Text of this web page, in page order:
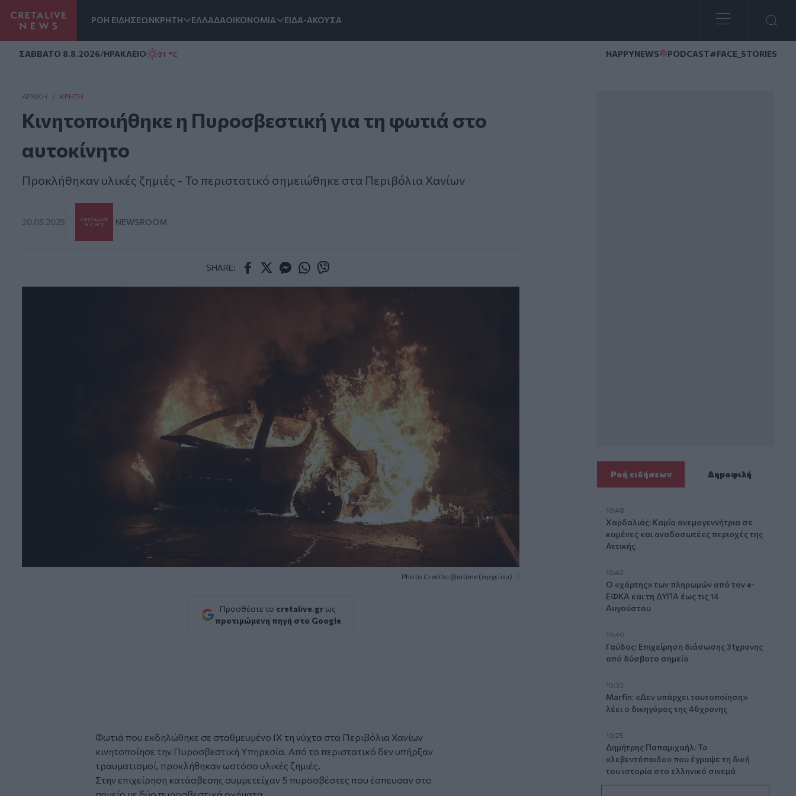
ΡΟΗ ΕΙΔΗΣΕΩΝΚΡΗΤΗ ΕΛΛΑΔΑΟΙΚΟΝΟΜΙΑ ΕΙΔΑ-ΑΚΟΥΣΑ
ΣAΒΒΑΤΟ 8.8.2026/ΗΡΑΚΛΕΙΟ 31 °C HAPPYNEWS PODCAST#FACE_STORIES
ΑΡΧΙΚΗ / ΚΡΉΤΗ
Κινητοποιήθηκε η Πυροσβεστική για τη φωτιά στο
αυτοκίνητο
Προκλήθηκαν υλικές ζημιές - Το περιστατικό σημειώθηκε στα Περιβόλια Χανίων
20.05.2025 NEWSROOM
SHARE:
Photo Credits: @intime (αρχείου)
Προσθέστε το cretalive.gr ως
προτιμώμενη πηγή στο Google
Φωτιά που εκδηλώθηκε σε σταθμευμένο ΙΧ τη νύχτα στα Περιβόλια Χανίων
κινητοποίησε την Πυροσβεστική Υπηρεσία. Από το περιστατικό δεν υπήρξαν
τραυματισμοί, προκλήθηκαν ωστόσο υλικές ζημιές.
Στην επιχείρηση κατάσβεσης συμμετείχαν 5 πυροσβέστες που έσπευσαν στο
Ροή ειδήσεων Δημοφιλή
10:48
Χαρδαλιάς: Καμία ανεμογεννήτρια σε
καμένες και αναδασωτέες περιοχές της
Αττικής
10:42
Ο «χάρτης» των πληρωμών από τον e-
ΕΦΚΑ και τη ΔΥΠΑ έως τις 14
Αυγούστου
10:40
Γαύδος: Επιχείρηση διάσωσης 31χρονης
από δύσβατο σημείο
10:33
Marfin: «Δεν υπάρχει ταυτοποίηση»
λέει ο δικηγόρος της 46χρονης
10:25
Δημήτρης Παπαμιχαήλ: Το
«λεβεντόπαιδο» που έγραψε τη δική
του ιστορία στο ελληνικό σινεμά
(video)